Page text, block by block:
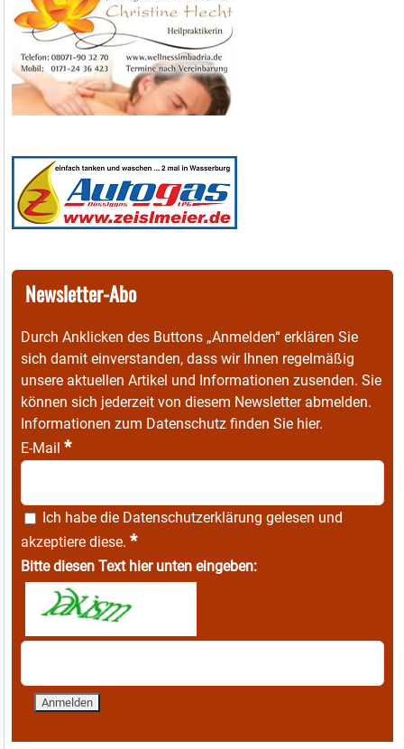
Newsletter-Abo
Durch Anklicken des Buttons „Anmelden“ erklären Sie
sich damit einverstanden, dass wir Ihnen regelmäßig
unsere aktuellen Artikel und Informationen zusenden. Sie
können sich jederzeit von diesem Newsletter abmelden.
Informationen zum Datenschutz finden Sie hier.
E-Mail *
Ich habe die Datenschutzerklärung gelesen und
akzeptiere diese. *
Bitte diesen Text hier unten eingeben: